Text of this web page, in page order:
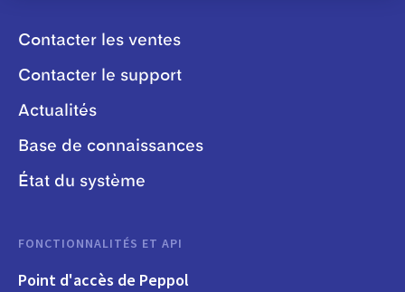
Contacter les ventes
Contacter le support
Actualités
Base de connaissances
État du système
FONCTIONNALITÉS ET API
Point d'accès de Peppol